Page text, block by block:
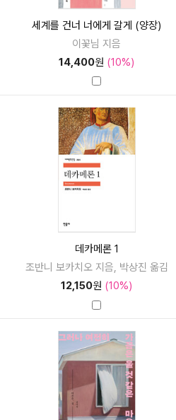
세계를 건너 너에게 갈게 (양장)
이꽃님 지음
14,400원 (10%)
데카메론 1
조반니 보카치오 지음, 박상진 옮김
12,150원 (10%)